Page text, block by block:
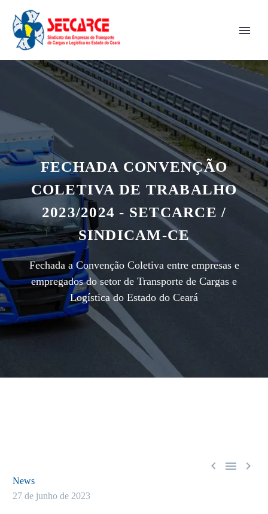
FECHADA CONVENÇÃO
COLETIVA DE TRABALHO
2023/2024 - SETCARCE /
SINDICAM-CE
Fechada a Convenção Coletiva entre empresas e
empregados do setor de Transporte de Cargas e
Logística do Estado do Ceará
  
News
27 de junho de 2023